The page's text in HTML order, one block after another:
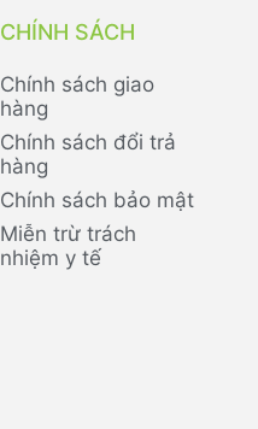
CHÍNH SÁCH
Chính sách giao
hàng
Chính sách đổi trả
hàng
Chính sách bảo mật
Miễn trừ trách
nhiệm y tế